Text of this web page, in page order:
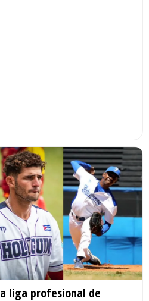
liga profesional de